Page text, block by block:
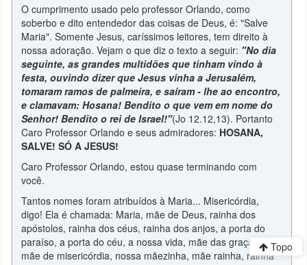
O cumprimento usado pelo professor Orlando, como
soberbo e dito entendedor das coisas de Deus, é: "Salve
Maria". Somente Jesus, caríssimos leitores, tem direito à
nossa adoração. Vejam o que diz o texto a seguir: "No dia
seguinte, as grandes multidões que tinham vindo à
festa, ouvindo dizer que Jesus vinha a Jerusalém,
tomaram ramos de palmeira, e saíram - lhe ao encontro,
e clamavam: Hosana! Bendito o que vem em nome do
Senhor! Bendito o rei de Israel!"(Jo 12.12,13). Portanto
Caro Professor Orlando e seus admiradores: HOSANA,
SALVE! SÓ A JESUS!
Caro Professor Orlando, estou quase terminando com
você.
Tantos nomes foram atribuídos à Maria... Misericórdia,
digo! Ela é chamada: Maria, mãe de Deus, rainha dos
apóstolos, rainha dos céus, rainha dos anjos, a porta do
paraíso, a porta do céu, a nossa vida, mãe das graças,
mãe de misericórdia, nossa mãezinha, mãe rainha, rainha
Topo